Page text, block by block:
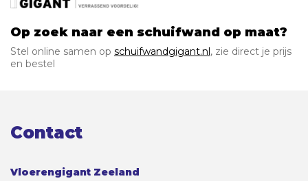
Op zoek naar een schuifwand op maat?
Stel online samen op schuifwandgigant.nl, zie direct je prijs
en bestel
Contact
Vloerengigant Zeeland